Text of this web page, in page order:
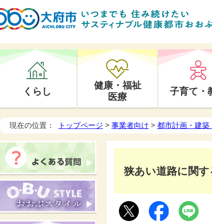
くらし
健康・福祉
医療
子育て・
現在の位置： トップページ > 事業者向け > 都市計画・建築
狭あい道路に関す